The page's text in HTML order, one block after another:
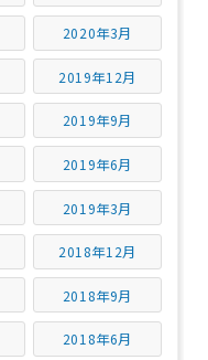
2020年3月
2019年12月
2019年9月
2019年6月
2019年3月
2018年12月
2018年9月
2018年6月